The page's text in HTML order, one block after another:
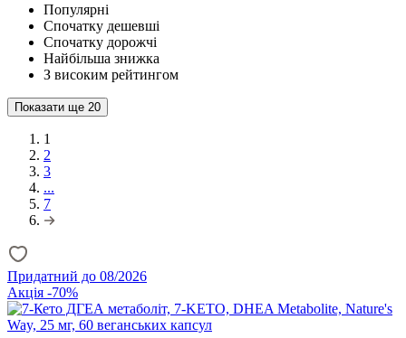
Популярні
Спочатку дешевші
Спочатку дорожчі
Найбільша знижка
З високим рейтингом
Показати ще 20
1
2
3
...
7
Придатний до 08/2026
Акція -70%